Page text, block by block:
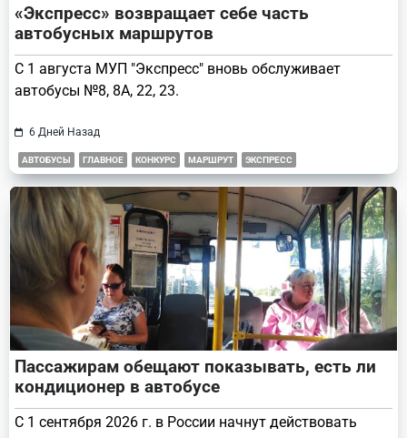
«Экспресс» возвращает себе часть
автобусных маршрутов
С 1 августа МУП "Экспресс" вновь обслуживает
автобусы №8, 8А, 22, 23.
6 Дней Назад
АВТОБУСЫ ГЛАВНОЕ КОНКУРС МАРШРУТ ЭКСПРЕСС
Пассажирам обещают показывать, есть ли
кондиционер в автобусе
С 1 сентября 2026 г. в России начнут действовать